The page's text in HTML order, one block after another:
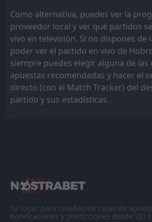
Como alternativa, puedes ver la
proveedor local y ver qué partidos
vivo en televisión. Si no dispones de
poder ver el partido en vivo de
siempre puedes elegir alguna de las
apuestas recomendadas y hacer el
directo (con el Match Tracker) del
partido y sus estadísticas.
Tu lugar para reseñas de casas de
bonificaciones y predicciones desde 2013